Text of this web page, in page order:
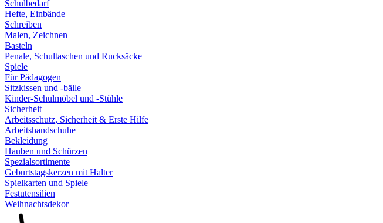
Schulbedarf
Hefte, Einbände
Schreiben
Malen, Zeichnen
Basteln
Penale, Schultaschen und Rucksäcke
Spiele
Für Pädagogen
Sitzkissen und -bälle
Kinder-Schulmöbel und -Stühle
Sicherheit
Arbeitsschutz, Sicherheit & Erste Hilfe
Arbeitshandschuhe
Bekleidung
Hauben und Schürzen
Spezialsortimente
Geburtstagskerzen mit Halter
Spielkarten und Spiele
Festutensilien
Weihnachtsdekor